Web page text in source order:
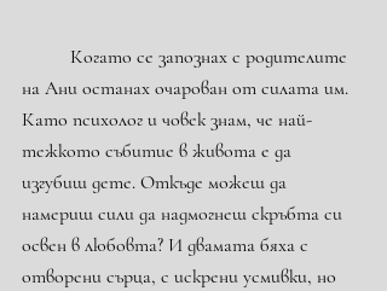
на Ани останах очарован от силата им.
Като психолог и човек знам, че най-
тежкото събитие в живота е да
изгубиш дете. Откъде можеш да
намериш сили да надмогнеш скръбта си
освен в любовта? И двамата бяха с
отворени сърца, с искрени усмивки, но